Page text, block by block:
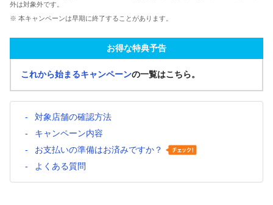
外は対象外です。
※ 本キャンペーンは早期に終了することがあります。
お得な特典予告
これから始まるキャンペーンの一覧はこちら。
対象店舗の確認方法
キャンペーン内容
お支払いの準備はお済みですか？
よくある質問